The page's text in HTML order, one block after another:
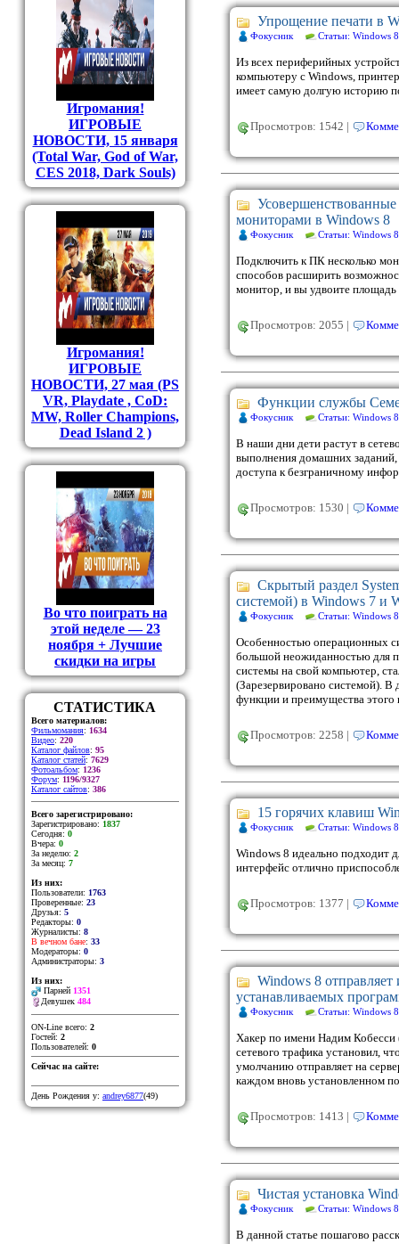
Игромания!
ИГРОВЫЕ
НОВОСТИ, 15 января
(Total War, God of War,
CES 2018, Dark Souls)
Игромания!
ИГРОВЫЕ
НОВОСТИ, 27 мая (PS
VR, Playdate , CoD:
MW, Roller Champions,
Dead Island 2 )
Во что поиграть на
этой неделе — 23
ноября + Лучшие
скидки на игры
СТАТИСТИКА
Всего материалов:
Фильмомания: 1634
Видео: 220
Каталог файлов: 95
Каталог статей: 7629
Фотоальбом: 1236
Форум: 1196/9327
Каталог сайтов: 386
Всего зарегистрировано:
Зарегистрировано: 1837
Сегодня: 0
Вчера: 0
За неделю: 2
За месяц: 7
Из них:
Пользователи: 1763
Проверенные: 23
Друзья: 5
Редакторы: 0
Журналисты: 8
В вечном бане: 33
Модераторы: 0
Администраторы: 3
Из них:
Парней 1351
Девушек 484
ON-Line всего: 2
Гостей: 2
Пользователей: 0
Сейчас на сайте:
День Рождения у: andrey6877(49)
Упрощение печати в
Фокусник Статьи: Windows 8
Из всех периферийных
компьютеру с Windows,
имеет самую долгую историю
Просмотров: 1542 |
мониторами в Windows 8
Фокусник Статьи: Windows 8
Подключить к ПК несколько
способов расширить
монитор, и вы удвоите площадь
Просмотров: 2055 |
Функции службы
Фокусник Статьи: Windows 8
В наши дни дети растут в
выполнения домашних
доступа к безграничному
Просмотров: 1530 |
Скрытый раздел
системой) в Windows 7 и
Фокусник Статьи: Windows 8
Особенностью операционных
большой неожиданностью для
системы на свой компьютер,
(Зарезервировано системой). В
функции и преимущества этого
Просмотров: 2258 |
15 горячих клавиш
Фокусник Статьи: Windows 8
Windows 8 идеально подходит
интерфейс отлично
Просмотров: 1377 |
Windows 8
устанавливаемых
Фокусник Статьи: Windows 8
Хакер по имени Надим
сетевого трафика установил,
умолчанию отправляет на
каждом вновь установленном
Просмотров: 1413 |
Чистая установка
Фокусник Статьи: Windows 8
В данной статье пошагово